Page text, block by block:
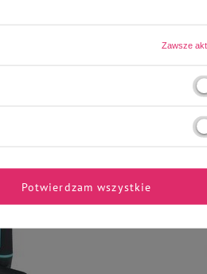
Smycz Zolux
38,99 zł
Zawsze
Potwierdzam wszystkie